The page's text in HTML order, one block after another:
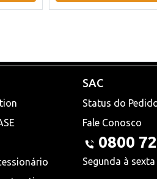
SAC
Status do
Fale Conosco
0800
Segunda à